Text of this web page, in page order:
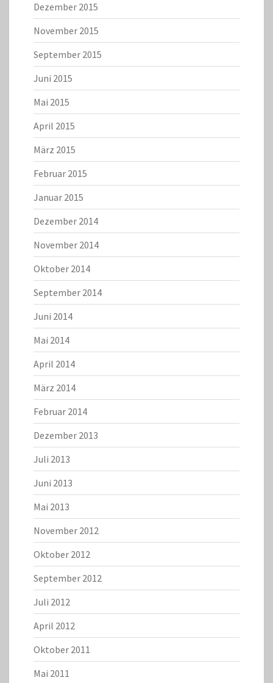
Dezember 2015
November 2015
September 2015
Juni 2015
Mai 2015
April 2015
März 2015
Februar 2015
Januar 2015
Dezember 2014
November 2014
Oktober 2014
September 2014
Juni 2014
Mai 2014
April 2014
März 2014
Februar 2014
Dezember 2013
Juli 2013
Juni 2013
Mai 2013
November 2012
Oktober 2012
September 2012
Juli 2012
April 2012
Oktober 2011
Mai 2011